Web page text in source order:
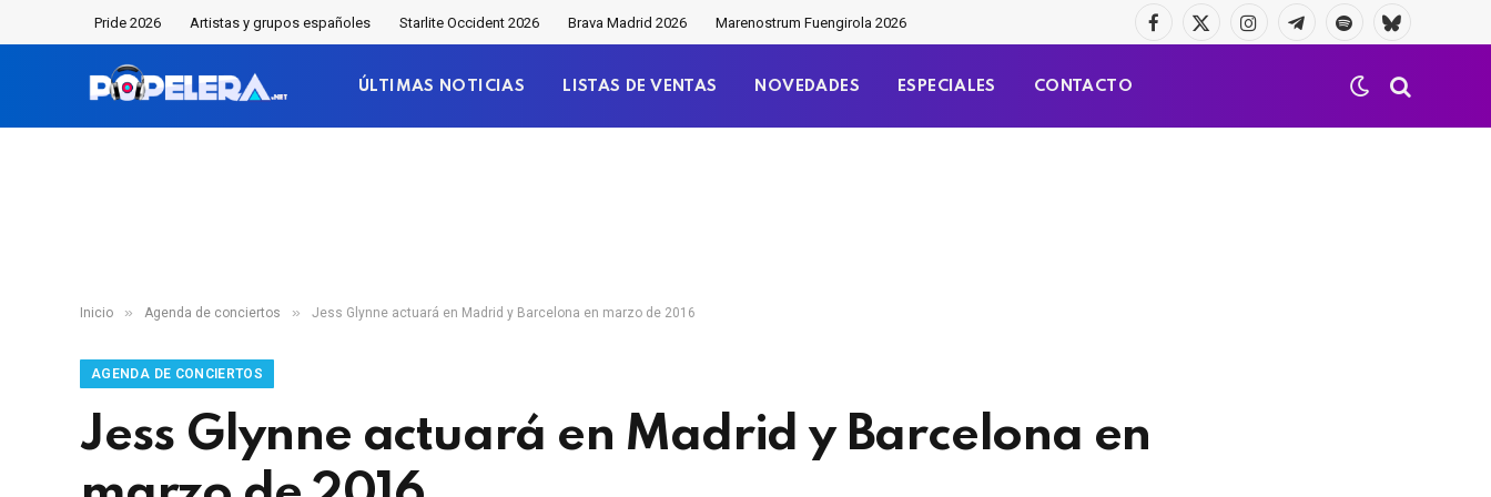
Pride 2026 Artistas y grupos españoles Starlite Occident 2026 Brava Madrid 2026 Marenostrum Fuengirola 2026
Facebook
X
InstagramTelegramaSpotifyBluesky
ÚLTIMAS NOTICIAS LISTAS DE VENTAS NOVEDADES ESPECIALES CONTACTO
Inicio » Agenda de conciertos » Jess Glynne actuará en Madrid y Barcelona en marzo de 2016
AGENDA DE CONCIERTOS
Jess Glynne actuará en Madrid y Barcelona en